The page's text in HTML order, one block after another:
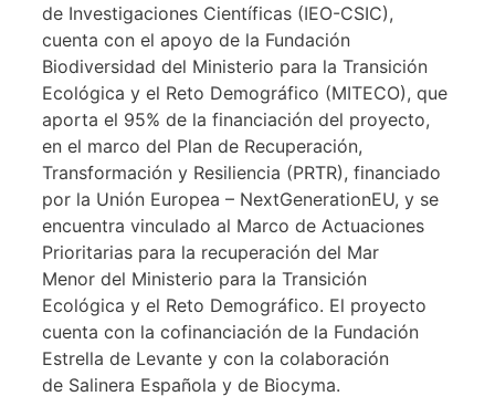
de Investigaciones Científicas (IEO-CSIC),
cuenta con el apoyo de la Fundación
Biodiversidad del Ministerio para la Transición
Ecológica y el Reto Demográfico (MITECO), que
aporta el 95% de la financiación del proyecto,
en el marco del Plan de Recuperación,
Transformación y Resiliencia (PRTR), financiado
por la Unión Europea – NextGenerationEU, y se
encuentra vinculado al Marco de Actuaciones
Prioritarias para la recuperación del Mar
Menor del Ministerio para la Transición
Ecológica y el Reto Demográfico. El proyecto
cuenta con la cofinanciación de la Fundación
Estrella de Levante y con la colaboración
de Salinera Española y de Biocyma.